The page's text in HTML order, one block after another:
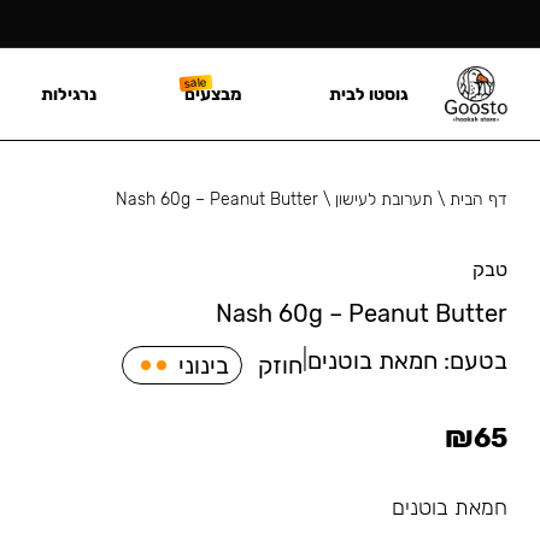
דף הבית\ תערובת לעישון \
Nash 60g – Peanut Butter
טבק
Nash 60g – Peanut Butter
בטעם: חמאת בוטנים חוזק בינוני
₪65
חמאת בוטנים
גוסטו לבית מבצעים נרגילות